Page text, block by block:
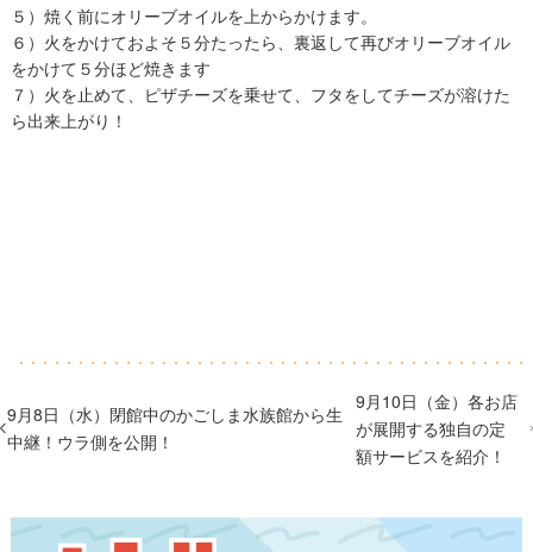
５）焼く前にオリーブオイルを上からかけます。
６）火をかけておよそ５分たったら、裏返して再びオリーブオイル
をかけて５分ほど焼きます
７）火を止めて、ピザチーズを乗せて、フタをしてチーズが溶けた
ら出来上がり！
9月8日（水）閉館中のかごしま水族館から生
中継！ウラ側を公開！
9月10日（金）各お店
が展開する独自の定
額サービスを紹介！